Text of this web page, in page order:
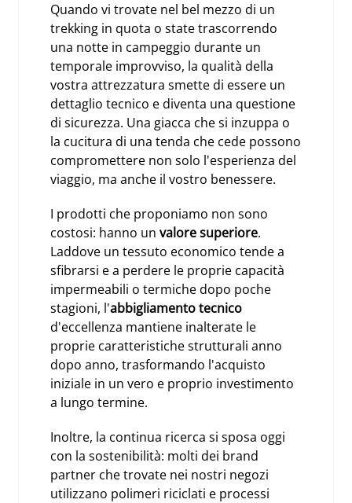
Quando vi trovate nel bel mezzo di un
trekking in quota o state trascorrendo
una notte in campeggio durante un
temporale improvviso, la qualità della
vostra attrezzatura smette di essere un
dettaglio tecnico e diventa una questione
di sicurezza. Una giacca che si inzuppa o
la cucitura di una tenda che cede possono
compromettere non solo l'esperienza del
viaggio, ma anche il vostro benessere.
I prodotti che proponiamo non sono
costosi: hanno un valore superiore.
Laddove un tessuto economico tende a
sfibrarsi e a perdere le proprie capacità
impermeabili o termiche dopo poche
stagioni, l'abbigliamento tecnico
d'eccellenza mantiene inalterate le
proprie caratteristiche strutturali anno
dopo anno, trasformando l'acquisto
iniziale in un vero e proprio investimento
a lungo termine.
Inoltre, la continua ricerca si sposa oggi
con la sostenibilità: molti dei brand
partner che trovate nei nostri negozi
utilizzano polimeri riciclati e processi